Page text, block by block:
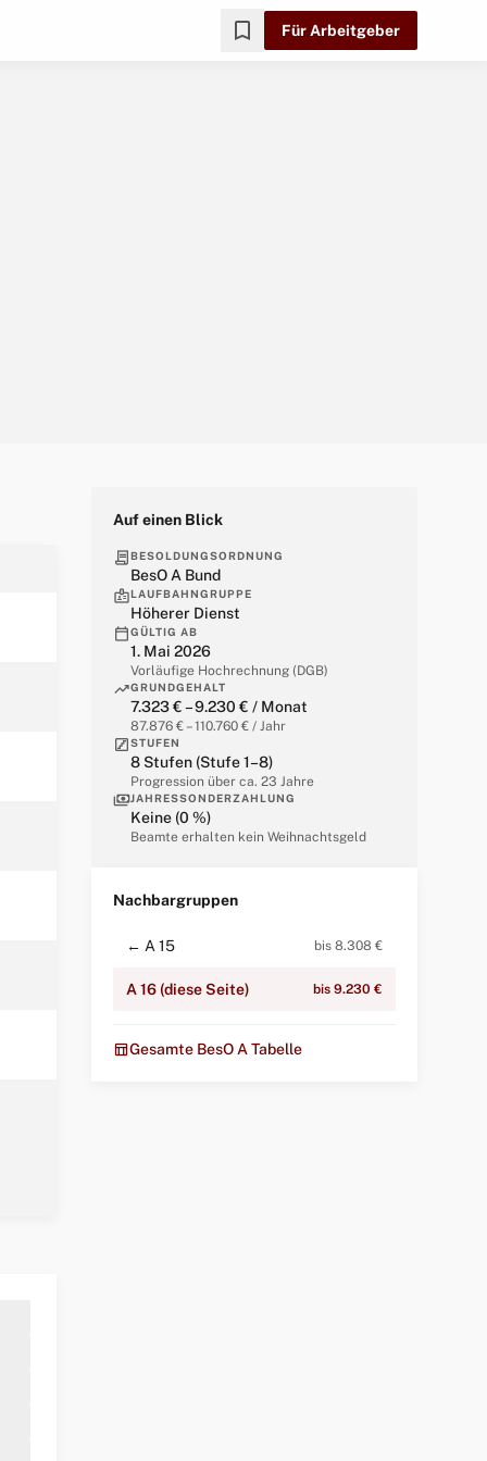
bookmark Für Arbeitgeber
Auf einen Blick
contractBESOLDUNGSORDNUNG
BesO A Bund
badgeLAUFBAHNGRUPPE
Höherer Dienst
calendar_todayGÜLTIG AB
1. Mai 2026
Vorläufige Hochrechnung (DGB)
trending_upGRUNDGEHALT
7.323 € – 9.230 € / Monat
87.876 € – 110.760 € / Jahr
stairsSTUFEN
8 Stufen (Stufe 1–8)
Progression über ca. 23 Jahre
paymentsJAHRESSONDERZAHLUNG
Keine (0 %)
Beamte erhalten kein Weihnachtsgeld
Nachbargruppen
← A 15 bis 8.308 €
A 16 (diese Seite) bis 9.230 €
table_chartGesamte BesO A Tabelle